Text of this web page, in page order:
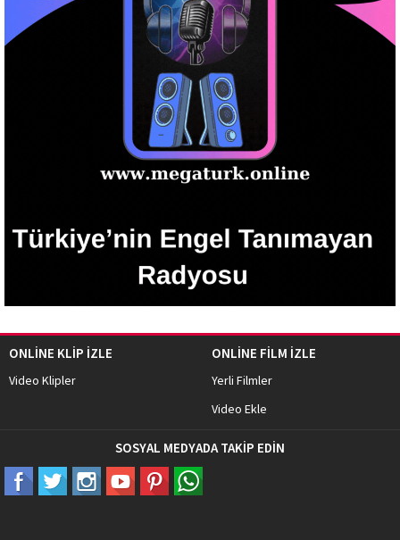
ONLİNE KLİP İZLE
Video Klipler
ONLİNE FİLM İZLE
Yerli Filmler
Video Ekle
SOSYAL MEDYADA TAKİP EDİN